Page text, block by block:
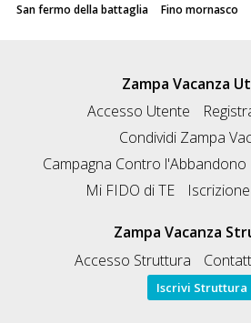
San fermo della battaglia
Fino mornasco
Zampa Vacanza
Accesso Utente
Condividi Zampa
Campagna Contro l'Abbandono
Mi FIDO di TE
Zampa Vacanza
Accesso Struttura
Iscrivi Struttura